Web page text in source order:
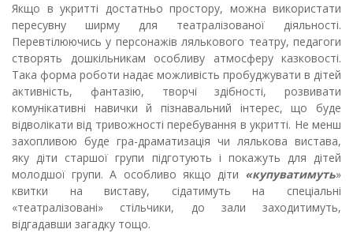
Якщо в укритті достатньо простору, можна використати
пересувну ширму для театралізованої діяльності.
Перевтілюючись у персонажів лялькового театру, педагоги
створять дошкільникам особливу атмосферу казковості.
Така форма роботи надає можливість пробуджувати в дітей
активність, фантазію, творчі здібності, розвивати
комунікативні навички й пізнавальний інтерес, що буде
відволікати від тривожності перебування в укритті. Не менш
захопливою буде гра-драматизація чи лялькова вистава,
яку діти старшої групи підготують і покажуть для дітей
молодшої групи. А особливо якщо діти «купуватимуть»
квитки на виставу, сідатимуть на спеціальні
«театралізовані» стільчики, до зали заходитимуть,
відгадавши загадку тощо.